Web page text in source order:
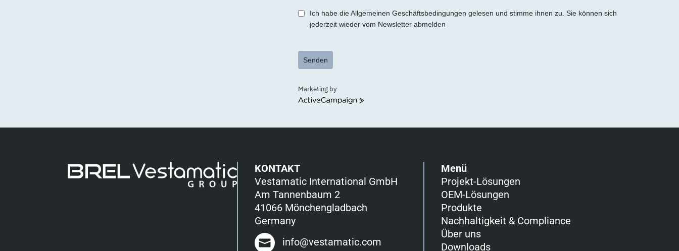
Ich habe die Allgemeinen Geschäftsbedingungen gelesen und stimme ihnen zu. Sie können sich
jederzeit wieder vom Newsletter abmelden
Senden
Marketing by
ActiveCampaign
KONTAKT
Vestamatic International GmbH
Am Tannenbaum 2
41066 Mönchengladbach
Germany
info@vestamatic.com
Menü
Projekt-Lösungen
OEM-Lösungen
Produkte
Nachhaltigkeit & Compliance
Über uns
Downloads